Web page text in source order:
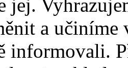
jej.
a učiníme
informovali.